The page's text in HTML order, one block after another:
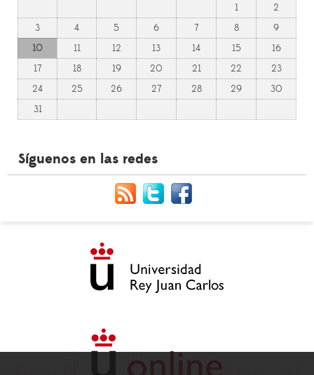
1
2
3
4 5 6 7 8
9
10
11 12 13 14 15
16
17
18 19 20 21 22
23
24
25 26 27 28 29
30
31
Síguenos en las redes